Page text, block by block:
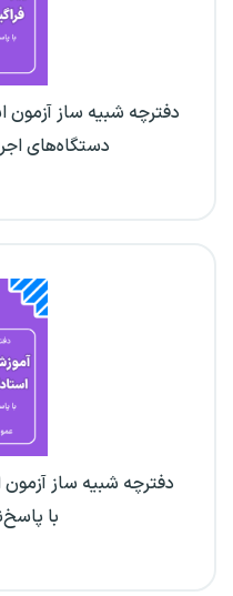
دفترچه شبیه ساز آزمون
دستگاه‌های
با